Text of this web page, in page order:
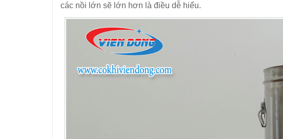
các nồi lớn sẽ lớn hơn là điều dễ hiểu.